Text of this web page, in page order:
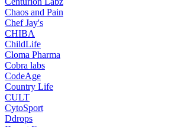
Chaos and Pain
Chef Jay's
CHIBA
ChildLife
Cloma Pharma
Cobra labs
CodeAge
Country Life
CULT
CytoSport
Ddrops